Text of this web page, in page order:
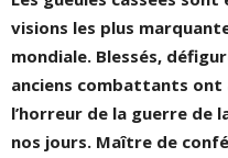
visions les plus
mondiale. Blessés,
anciens combattants
l’horreur de la guerre de
nos jours. Maître de